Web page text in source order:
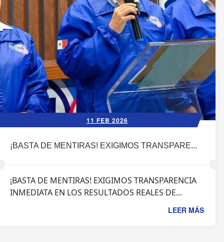
11 FEB 2026
¡BASTA DE MENTIRAS! EXIGIMOS TRANSPARE...
¡BASTA DE MENTIRAS! EXIGIMOS TRANSPARENCIA
INMEDIATA EN LOS RESULTADOS REALES DE...
LEER MÁS